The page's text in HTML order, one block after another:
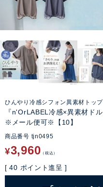
ひんやり冷感シフォン異素材トップ
『n'OrLABEL冷感×異素材ド
※メール便可※【10】
商品番号 tjn0495
¥3,960 税込
[ 40 ポイント進呈 ]